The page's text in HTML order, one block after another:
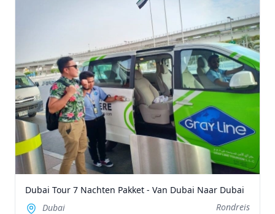
Dubai Tour 7 Nachten Pakket - Van Dubai Naar Dubai
Dubai
Rondreis